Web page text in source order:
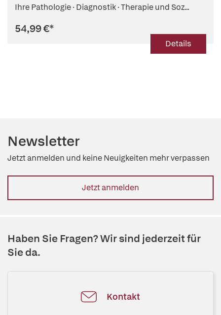
Ihre Pathologie · Diagnostik · Therapie und Soz...
54,99 €*
Details
Newsletter
Jetzt anmelden und keine Neuigkeiten mehr verpassen
Jetzt anmelden
Haben Sie Fragen? Wir sind jederzeit für
Sie da.
Kontakt